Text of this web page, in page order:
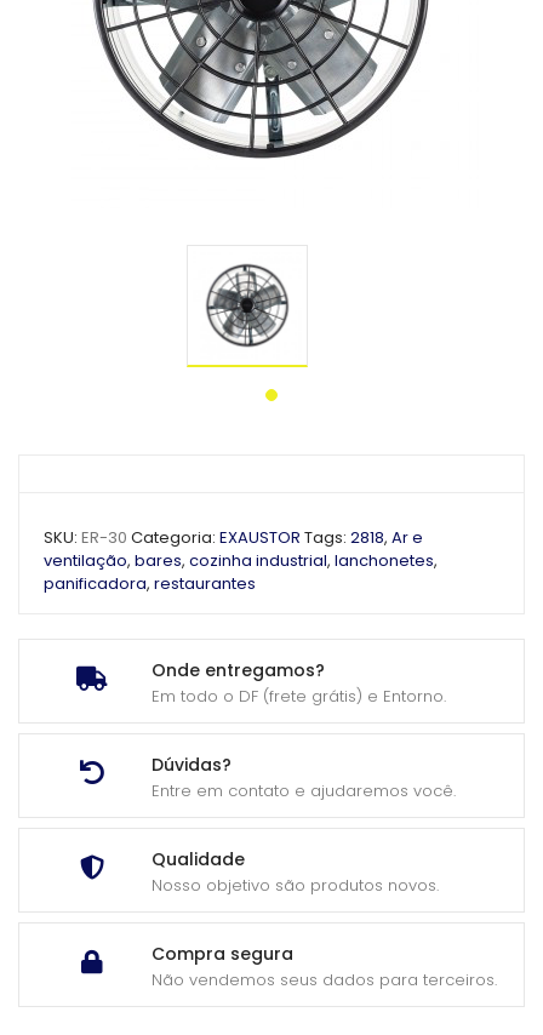
Onde entregamos?
Em todo o DF (frete grátis) e Entorno.
Dúvidas?
Entre em contato e ajudaremos você.
Qualidade
Nosso objetivo são produtos novos.
Compra segura
Não vendemos seus dados para terceiros.
SKU: ER-30 Categoria: EXAUSTOR Tags: 2818, Ar e
ventilação, bares, cozinha industrial, lanchonetes,
panificadora, restaurantes